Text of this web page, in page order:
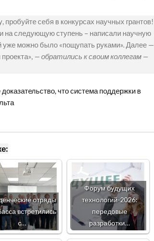
себя в конкурсах научных грантов!
на следующую ступень – написали научную
уже можно было «пощупать руками». Далее —
, — обратились к своим коллегам —
что система поддержки в
отряды
встретились
с…
Форум будущих
технологий-2026:
передовые
разработки…